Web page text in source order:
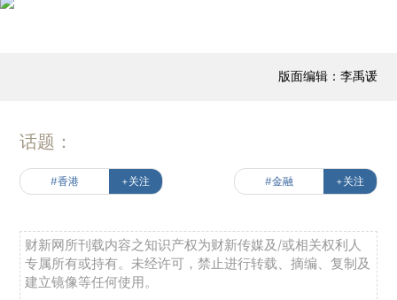
版面编辑：李禹谖
话题：
#香港 +关注 #金融 +关注
财新网所刊载内容之知识产权为财新传媒及/或相关权利人
专属所有或持有。未经许可，禁止进行转载、摘编、复制及
建立镜像等任何使用。